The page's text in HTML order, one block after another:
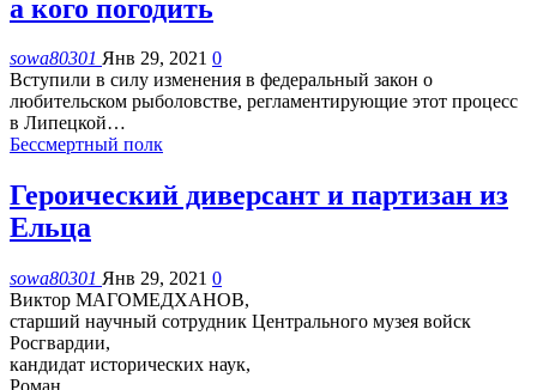
а кого погодить
sowa80301 Янв 29, 2021 0
Вступили в силу изменения в федеральный закон о
любительском рыболовстве, регламентирующие этот процесс
в Липецкой…
Бессмертный полк
Героический диверсант и партизан из
Ельца
sowa80301 Янв 29, 2021 0
Виктор МАГОМЕДХАНОВ,
старший научный сотрудник Центрального музея войск
Росгвардии,
кандидат исторических наук,